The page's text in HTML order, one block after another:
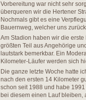
Vorbereitung war nicht sehr
überqueren wir die Hertener
Nochmals gibt es eine
Bauernweg, welcher uns
Am Stadion haben wir die
größten Teil aus Angehörige
lautstark bemerkbar. Ein
Kilometer-Läufer werden sich
Die ganze letzte Woche hatte
nach den ersten 14 Kilometer
schon seit 1988 und habe
bei diesem einen Lauf